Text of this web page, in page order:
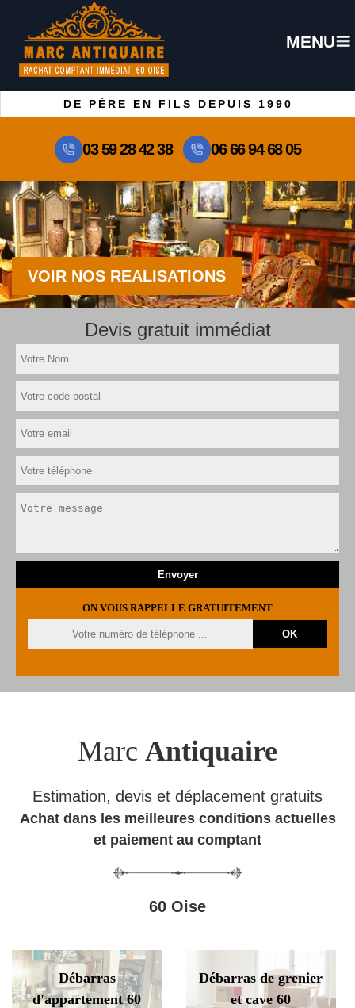
MENU
DE PÈRE EN FILS DEPUIS 1990
03 59 28 42 38 06 66 94 68 05
VOIR NOS REALISATIONS
Devis gratuit immédiat
ON VOUS RAPPELLE GRATUITEMENT
Marc Antiquaire
Estimation, devis et déplacement gratuits
Achat dans les meilleures conditions actuelles
et paiement au comptant
60 Oise
Débarras
d'appartement 60
Débarras de grenier
et cave 60